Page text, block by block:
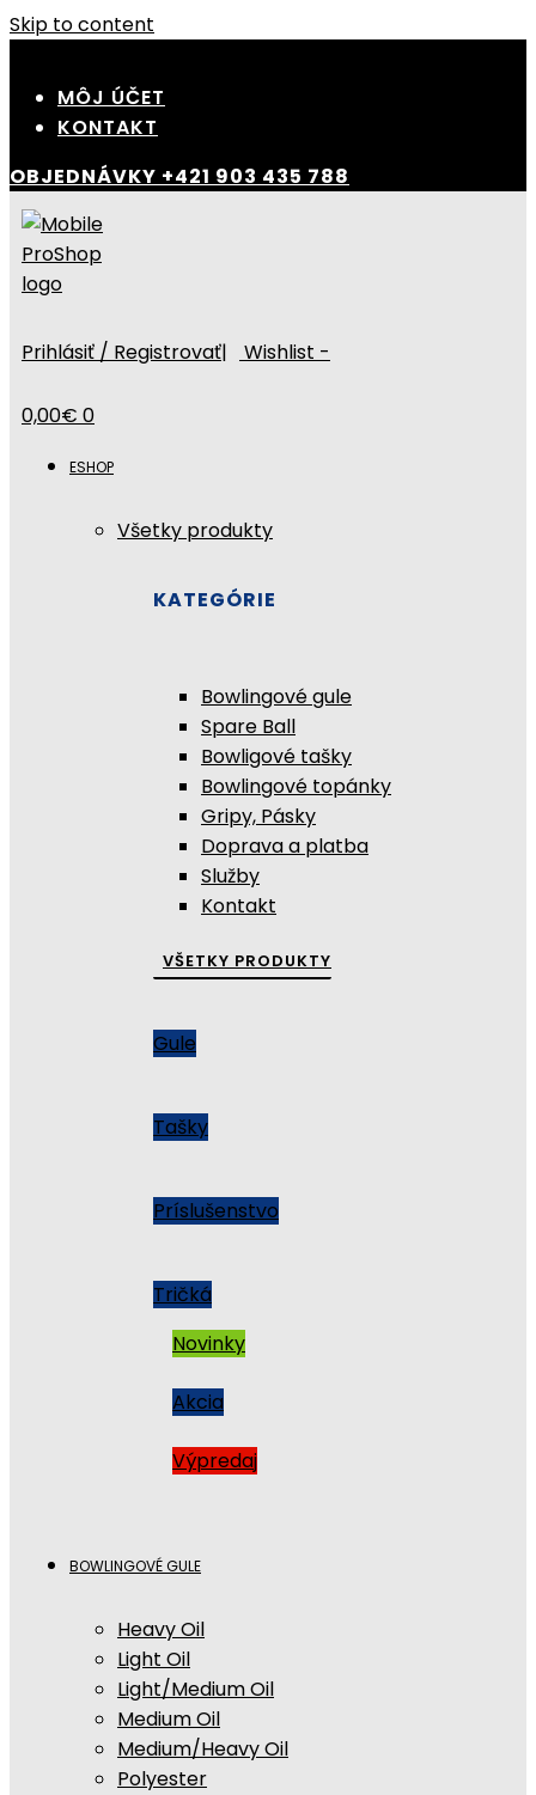
Skip to content
MÔJ ÚČET
KONTAKT
OBJEDNÁVKY +421 903 435 788
Prihlásiť / Registrovať| Wishlist -
0,00€ 0
ESHOP
Všetky produkty
KATEGÓRIE
Bowlingové gule
Spare Ball
Bowligové tašky
Bowlingové topánky
Gripy, Pásky
Doprava a platba
Služby
Kontakt
VŠETKY PRODUKTY
Gule
Tašky
Príslušenstvo
Tričká
Novinky
Akcia
Výpredaj
BOWLINGOVÉ GULE
Heavy Oil
Light Oil
Light/Medium Oil
Medium Oil
Medium/Heavy Oil
Polyester